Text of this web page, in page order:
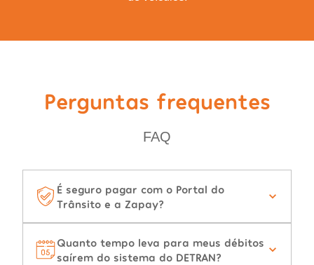
Perguntas frequentes
FAQ
É seguro pagar com o Portal do
Trânsito e a Zapay?
Quanto tempo leva para meus débitos
saírem do sistema do DETRAN?